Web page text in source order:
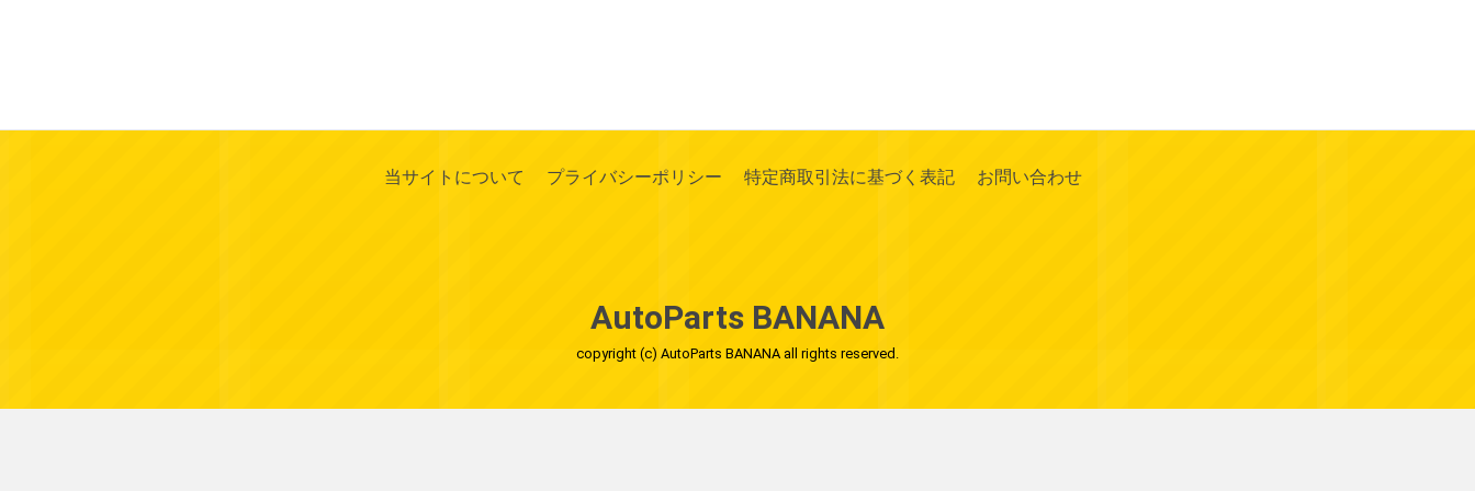
当サイトについて プライバシーポリシー 特定商取引法に基づく表記 お問い合わせ
AutoParts BANANA
copyright (c) AutoParts BANANA all rights reserved.